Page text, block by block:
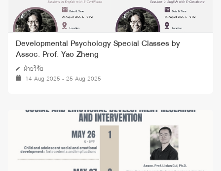
Developmental Psychology Special Classes by
Assoc. Prof. Yao Zheng
ฝ่ายวิจัย
14 Aug 2025 - 25 Aug 2025